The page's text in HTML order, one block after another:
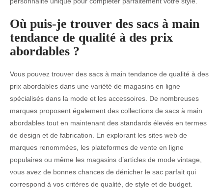
Où puis-je trouver des sacs à main
tendance de qualité à des prix
abordables ?
Vous pouvez trouver des sacs à main tendance de qualité à des
prix abordables dans une variété de magasins en ligne
spécialisés dans la mode et les accessoires. De nombreuses
marques proposent également des collections de sacs à main
abordables tout en maintenant des standards élevés en termes
de design et de fabrication. En explorant les sites web de
marques renommées, les plateformes de vente en ligne
populaires ou même les magasins d’articles de mode vintage,
vous avez de bonnes chances de dénicher le sac parfait qui
correspond à vos critères de qualité, de style et de budget.